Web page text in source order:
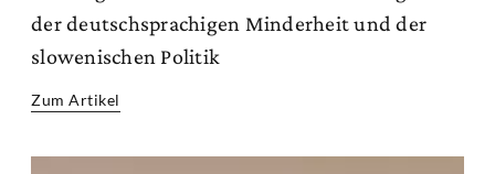
der deutschsprachigen Minderheit und der
slowenischen Politik
Zum Artikel